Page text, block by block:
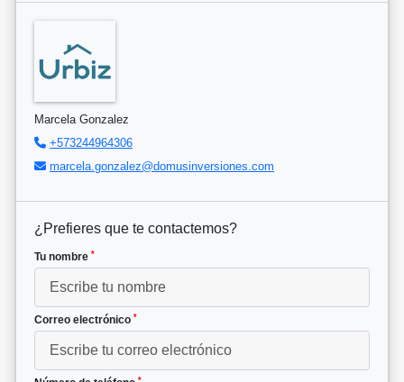
Marcela Gonzalez
+573244964306
marcela.gonzalez@domusinversiones.com
¿Prefieres que te contactemos?
Tu nombre *
Correo electrónico *
*